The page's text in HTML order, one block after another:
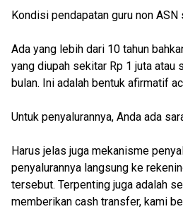
Kondisi pendapatan guru non
Ada yang lebih dari 10 tahun
yang diupah sekitar Rp 1 juta atau
bulan. Ini adalah bentuk afirmatif
Untuk penyalurannya, Anda ada
Harus jelas juga mekanisme
penyalurannya langsung ke
tersebut. Terpenting juga adalah
memberikan cash transfer, kami